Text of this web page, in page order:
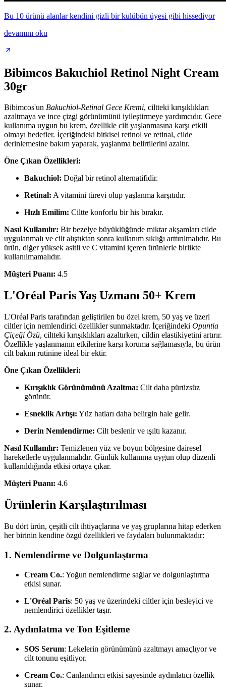
Bu 10 ürünü alanlar kendini gizli bir kulübün üyesi gibi hissediyor
devamını oku
Bibimcos Bakuchiol Retinol Night Cream
30gr
Bibimcos'un Bakuchiol-Retinal Gece Kremi, ciltteki kırışıklıkları
azaltmaya ve ince çizgi görünümünü iyileştirmeye yardımcıdır. Gece
kullanıma uygun bu krem, özellikle cilt yaşlanmasına karşı etkili
olmayı hedefler. İçeriğindeki bitkisel retinol ve retinal, cilde
derinlemesine bakım yaparak, yaşlanma belirtilerini azaltır.
Öne Çıkan Özellikleri:
Bakuchiol: Doğal bir retinol alternatifidir.
Retinal: A vitamini türevi olup yaşlanma karşıtıdır.
Hızlı Emilim: Ciltte konforlu bir his bırakır.
Nasıl Kullanılır: Bir bezelye büyüklüğünde miktar akşamları cilde
uygulanmalı ve cilt alıştıktan sonra kullanım sıklığı arttırılmalıdır. Bu
ürün, diğer yüksek asitli ve C vitamini içeren ürünlerle birlikte
kullanılmamalıdır.
Müşteri Puanı: 4.5
L'Oréal Paris Yaş Uzmanı 50+ Krem
L'Oréal Paris tarafından geliştirilen bu özel krem, 50 yaş ve üzeri
ciltler için nemlendirici özellikler sunmaktadır. İçeriğindeki Opuntia
Çiçeği Özü, ciltteki kırışıklıkları azaltırken, cildin elastikiyetini artırır.
Özellikle yaşlanmanın etkilerine karşı koruma sağlamasıyla, bu ürün
cilt bakım rutinine ideal bir ektir.
Öne Çıkan Özellikleri:
Kırışıklık Görünümünü Azaltma: Cilt daha pürüzsüz
görünür.
Esneklik Artışı: Yüz hatları daha belirgin hale gelir.
Derin Nemlendirme: Cilt beslenir ve ışıltı kazanır.
Nasıl Kullanılır: Temizlenen yüz ve boyun bölgesine dairesel
hareketlerle uygulanmalıdır. Günlük kullanıma uygun olup düzenli
kullanıldığında etkisi ortaya çıkar.
Müşteri Puanı: 4.6
Ürünlerin Karşılaştırılması
Bu dört ürün, çeşitli cilt ihtiyaçlarına ve yaş gruplarına hitap ederken
her birinin kendine özgü özellikleri ve faydaları bulunmaktadır:
1. Nemlendirme ve Dolgunlaştırma
Cream Co.: Yoğun nemlendirme sağlar ve dolgunlaştırma
etkisi sunar.
L'Oréal Paris: 50 yaş ve üzerindeki ciltler için besleyici ve
nemlendirici özellikler taşır.
2. Aydınlatma ve Ton Eşitleme
SOS Serum: Lekelerin görünümünü azaltmayı amaçlıyor ve
cilt tonunu eşitliyor.
Cream Co.: Canlandırıcı etkisi sayesinde aydınlatıcı özellik
sunar.